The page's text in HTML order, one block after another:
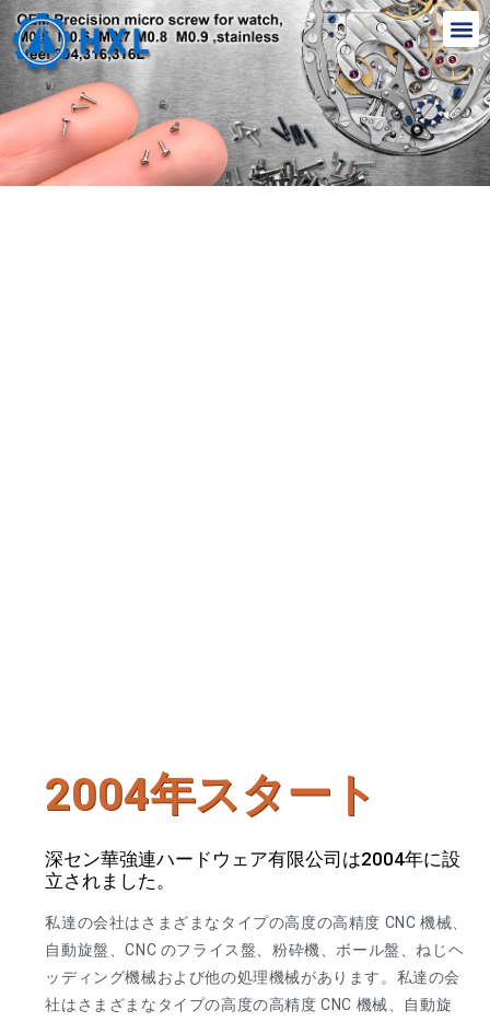
2004年スタート
深セン華強連ハードウェア有限公司は2004年に設
立されました。
私達の会社はさまざまなタイプの高度の高精度 CNC 機械、
自動旋盤、CNC のフライス盤、粉砕機、ボール盤、ねじヘ
ッディング機械および他の処理機械があります。私達の会
社はさまざまなタイプの高度の高精度 CNC 機械、自動旋